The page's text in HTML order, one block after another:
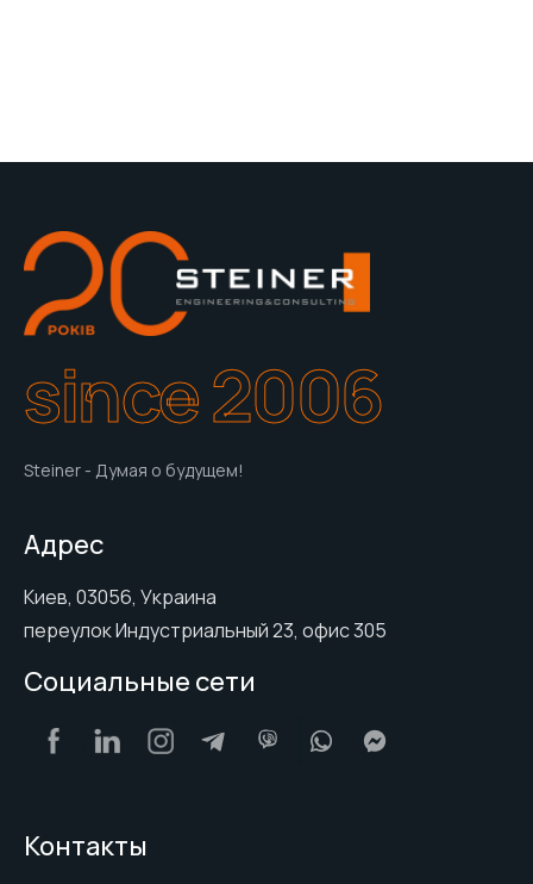
since 2006
Steiner - Думая о будущем!
Адрес
Киев, 03056, Украина
переулок Индустриальный 23, офис 305
Социальные сети
Контакты